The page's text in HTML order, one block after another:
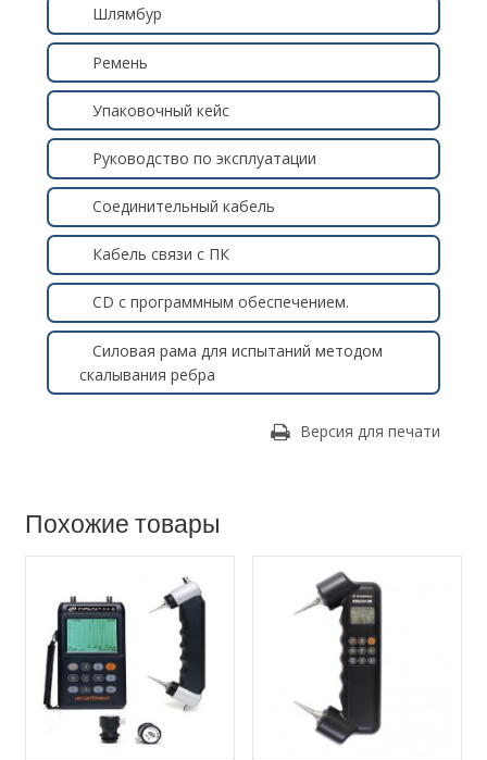
Шлямбур
Ремень
Упаковочный кейс
Руководство по эксплуатации
Соединительный кабель
Кабель связи с ПК
СD с программным обеспечением.
Силовая рама для испытаний методом
скалывания ребра
Версия для печати
Похожие товары